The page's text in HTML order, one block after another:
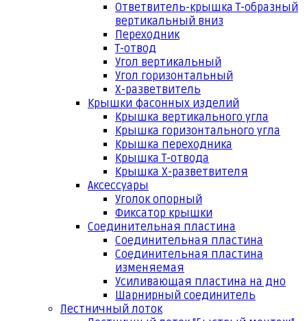
Ответвитель-крышка Т-образный
вертикальный вниз
Переходник
Т-отвод
Угол вертикальный
Угол горизонтальный
Х-разветвитель
Крышки фасонных изделий
Крышка вертикального угла
Крышка горизонтального угла
Крышка переходника
Крышка Т-отвода
Крышка Х-разветвителя
Аксессуары
Уголок опорный
Фиксатор крышки
Соединительная пластина
Соединительная пластина
Соединительная пластина
изменяемая
Усиливающая пластина на дно
Шарнирный соединитель
Лестничный лоток